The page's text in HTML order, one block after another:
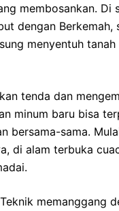
membosankan.
dengan
menyentuh
tenda dan
minum baru bisa
sama.
di alam terbuka
memanggang